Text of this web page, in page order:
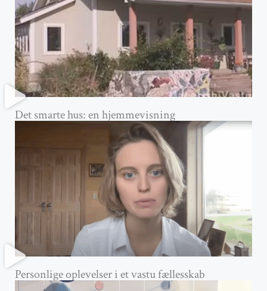
Det smarte hus: en hjemmevisning
Personlige oplevelser i et vastu fællesskab